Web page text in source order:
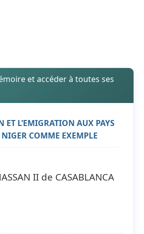
et accéder à toutes ses
ET L’EMIGRATION AUX PAYS
COMME EXEMPLE
II de CASABLANCA